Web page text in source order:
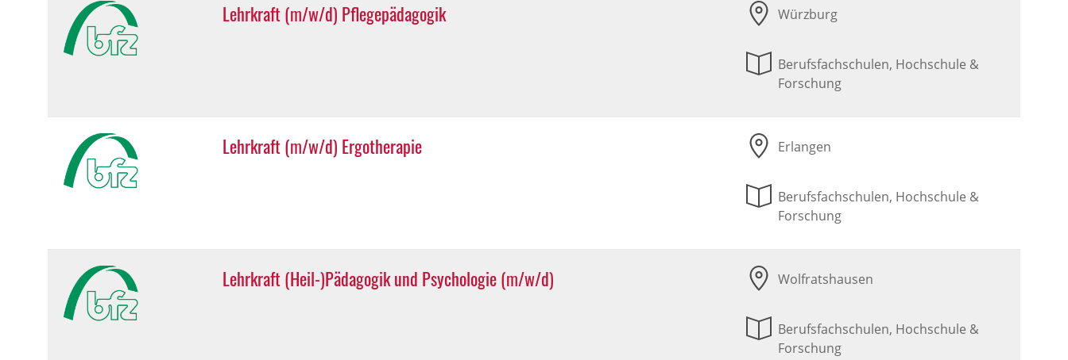
Lehrkraft (m/w/d) Pflegepädagogik Würzburg
Berufsfachschulen, Hochschule &
Forschung
Lehrkraft (m/w/d) Ergotherapie Erlangen
Berufsfachschulen, Hochschule &
Forschung
Lehrkraft (Heil-)Pädagogik und Psychologie (m/w/d) Wolfratshausen
Berufsfachschulen, Hochschule &
Forschung